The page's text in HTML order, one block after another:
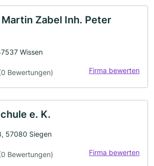
Zabel Inh. Peter
Wissen
Bewertungen) Firma bewerten
e. K.
57080 Siegen
Bewertungen) Firma bewerten